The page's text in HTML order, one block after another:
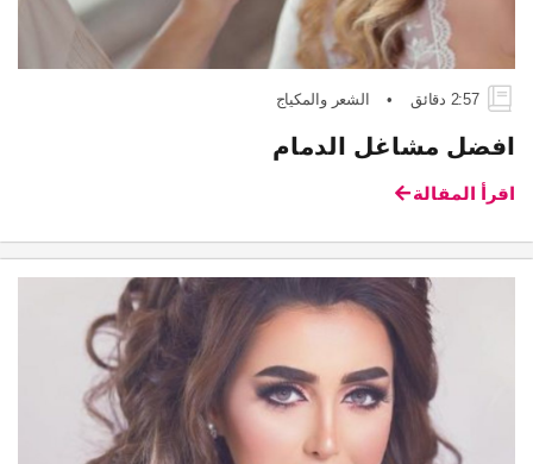
2:57 دقائق • الشعر والمكياج
افضل مشاغل الدمام
اقرأ المقالة